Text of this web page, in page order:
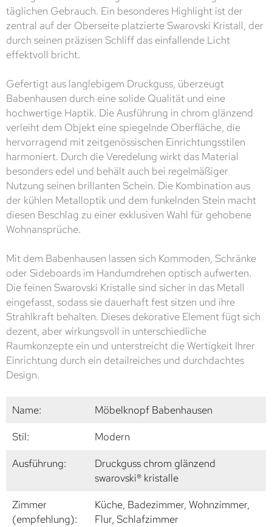
täglichen Gebrauch. Ein besonderes Highlight ist der
zentral auf der Oberseite platzierte Swarovski Kristall, der
durch seinen präzisen Schliff das einfallende Licht
effektvoll bricht.
Gefertigt aus langlebigem Druckguss, überzeugt
Babenhausen durch eine solide Qualität und eine
hochwertige Haptik. Die Ausführung in chrom glänzend
verleiht dem Objekt eine spiegelnde Oberfläche, die
hervorragend mit zeitgenössischen Einrichtungsstilen
harmoniert. Durch die Veredelung wirkt das Material
besonders edel und behält auch bei regelmäßiger
Nutzung seinen brillanten Schein. Die Kombination aus
der kühlen Metalloptik und dem funkelnden Stein macht
diesen Beschlag zu einer exklusiven Wahl für gehobene
Wohnansprüche.
Mit dem Babenhausen lassen sich Kommoden, Schränke
oder Sideboards im Handumdrehen optisch aufwerten.
Die feinen Swarovski Kristalle sind sicher in das Metall
eingefasst, sodass sie dauerhaft fest sitzen und ihre
Strahlkraft behalten. Dieses dekorative Element fügt sich
dezent, aber wirkungsvoll in unterschiedliche
Raumkonzepte ein und unterstreicht die Wertigkeit Ihrer
Einrichtung durch ein detailreiches und durchdachtes
Design.
Name:
Möbelknopf Babenhausen
Stil:
Modern
Ausführung:
Druckguss chrom glänzend
swarovski® kristalle
Zimmer
(empfehlung):
Küche, Badezimmer, Wohnzimmer,
Flur, Schlafzimmer